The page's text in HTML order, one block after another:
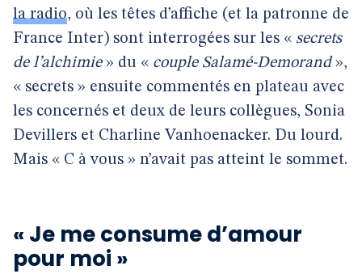
la radio, où les têtes d’affiche (et la patronne de
France Inter) sont interrogées sur les « secrets
de l’alchimie» du « couple Salamé-Demorand»,
« secrets » ensuite commentés en plateau avec
les concernés et deux de leurs collègues, Sonia
Devillers et Charline Vanhoenacker. Du lourd.
Mais « C à vous » n’avait pas atteint le sommet.
« Je me consume d’amour
pour moi »